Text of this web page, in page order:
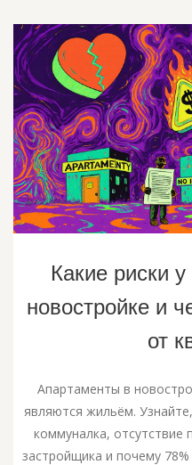
Какие риски
новостройке и
от
Апартаменты в
являются жильём.
коммуналка, отсутствие
застройщика и почему